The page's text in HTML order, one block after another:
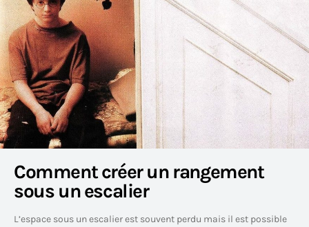
Comment créer un rangement
sous un escalier
L’espace sous un escalier est souvent perdu mais il est possible